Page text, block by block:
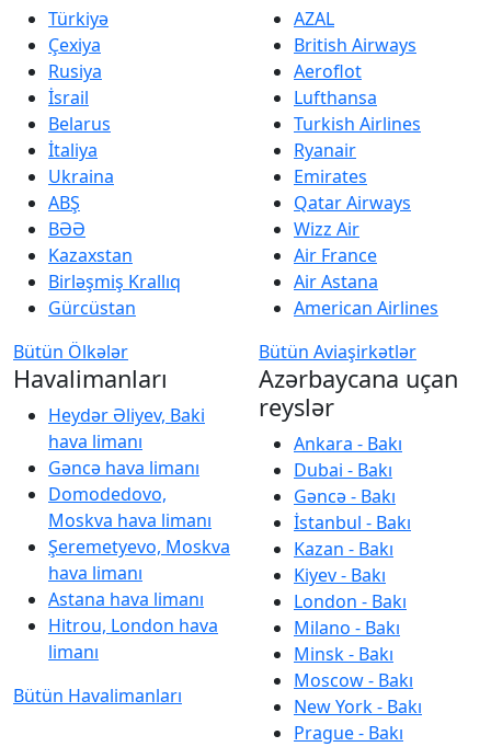
Türkiyə
Çexiya
Rusiya
İsrail
Belarus
İtaliya
Ukraina
ABŞ
BƏƏ
Kazaxstan
Birləşmiş Krallıq
Gürcüstan
Bütün Ölkələr
AZAL
British Airways
Aeroflot
Lufthansa
Turkish Airlines
Ryanair
Emirates
Qatar Airways
Wizz Air
Air France
Air Astana
American Airlines
Bütün Aviaşirkətlər
Havalimanları
Heydər Əliyev, Baki
hava limanı
Gəncə hava limanı
Domodedovo,
Moskva hava limanı
Şeremetyevo, Moskva
hava limanı
Astana hava limanı
Hitrou, London hava
limanı
Bütün Havalimanları
Azərbaycana uçan
reyslər
Ankara - Bakı
Dubai - Bakı
Gəncə - Bakı
İstanbul - Bakı
Kazan - Bakı
Kiyev - Bakı
London - Bakı
Milano - Bakı
Minsk - Bakı
Moscow - Bakı
New York - Bakı
Prague - Bakı